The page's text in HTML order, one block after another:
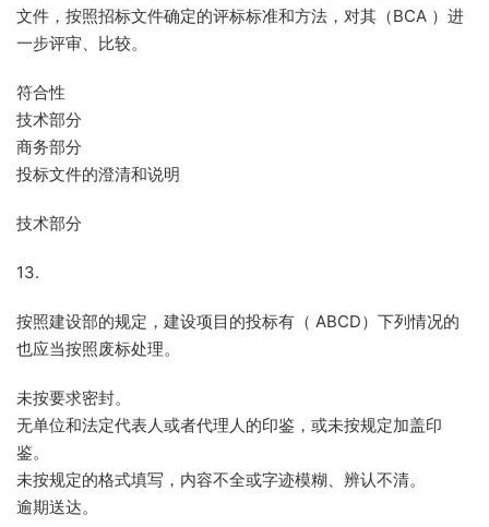
文件，按照招标文件确定的评标标准和方法，对其（BCA ）进
一步评审、比较。
符合性
技术部分
商务部分
投标文件的澄清和说明
技术部分
13.
按照建设部的规定，建设项目的投标有（ ABCD）下列情况的
也应当按照废标处理。
未按要求密封。
无单位和法定代表人或者代理人的印鉴，或未按规定加盖印
鉴。
未按规定的格式填写，内容不全或字迹模糊、辨认不清。
逾期送达。